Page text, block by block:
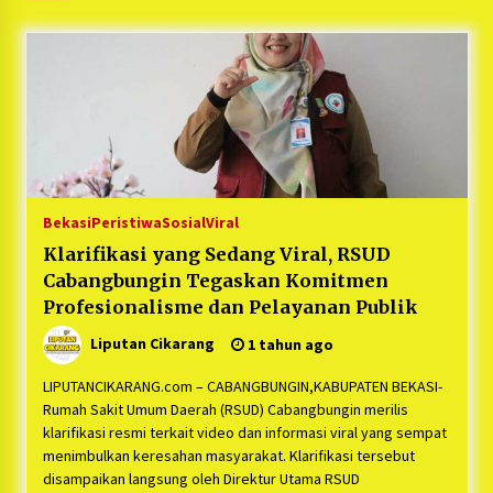
5 bulan ago
PNM Hadir dalam Setiap Langkah Dikha, Penari
Aura Farming yang Viral Ternyata Anak
Nasabah PNM Mekaar
1 tahun ago
Duh Kacau Banget, Karena Kecewa Tak Dapat
Fasilitas yang Sesuai, Para Peserta Retret
Sebelum Waktunya
1 tahun ago
Kartini Penggerak Lingkungan dari Sampah
Bukit Berlian
1 tahun ago
Aman Sampai Tujuan BUMN 2025
1 tahun ago
Ketua Umum Jurpala KOSMI Indonesia Gilang
BekasiPeristiwaSosialViral
Klarifikasi yang Sedang Viral, RSUD
Cabangbungin Tegaskan Komitmen
Profesionalisme dan Pelayanan Publik
Liputan Cikarang 1 tahun ago
LIPUTANCIKARANG.com – CABANGBUNGIN,KABUPATEN BEKASI-
Rumah Sakit Umum Daerah (RSUD) Cabangbungin merilis
klarifikasi resmi terkait video dan informasi viral yang sempat
menimbulkan keresahan masyarakat. Klarifikasi tersebut
disampaikan langsung oleh Direktur Utama RSUD